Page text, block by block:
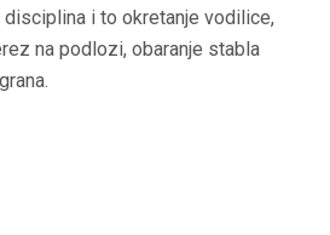
i to okretanje vodilice,
na podlozi, obaranje stabla